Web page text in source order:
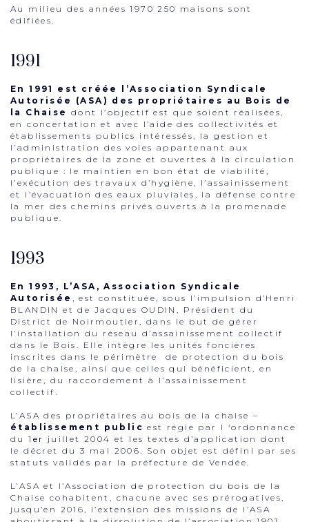
Au milieu des années 1970 250 maisons sont
édifiées.
1991
En 1991 est créée l’Association Syndicale
Autorisée (ASA) des propriétaires au Bois de
la Chaisedont l’objectif est que soient réalisées,
en concertation et avec l’aide des collectivités et
établissements publics intéressés, la gestion et
l’administration des voies appartenant aux
propriétaires de la zone et ouvertes à la circulation
publique : le maintien en bon état de viabilité,
l’exécution des travaux d’hygiène, l’assainissement
et l’évacuation des eaux pluviales, la défense contre
la mer des chemins privés ouverts à la promenade
publique.
1993
En 1993, L’ASA, Association Syndicale
Autorisée , est constituée, sous l’impulsion d’Henri
BLANDIN et de Jacques OUDIN, Président du
District de Noirmoutier, dans le but de gérer
l’installation du réseau d’assainissement collectif
dans le Bois. Elle intègre les unités foncières
inscrites dans le périmètre de protection du bois
de la chaise, ainsi que celles qui bénéficient, en
lisière, du raccordement à l’assainissement
collectif.
L’ASA des propriétaires au bois de la chaise –
établissement public est régie par l ‘ordonnance
du 1 er juillet 2004 et les textes d’application dont
le décret du 3 mai 2006. Son objet est défini par ses
statuts validés par la préfecture de Vendée.
L’ASA et l’Association de protection du bois de la
Chaise cohabitent, chacune avec ses prérogatives,
jusqu’en 2016, l’extension des missions de l’ASA